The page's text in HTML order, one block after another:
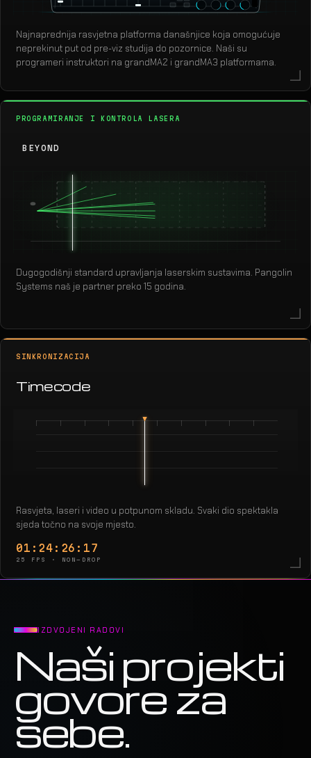
Najnaprednija rasvjetna platforma današnjice koja omogućuje
neprekinut put od pre-viz studija do pozornice. Naši su
programeri instruktori na grandMA2 i grandMA3 platformama.
PROGRAMIRANJE I KONTROLA LASERA
BEYOND
Dugogodišnji standard upravljanja laserskim sustavima. Pangolin
Systems naš je partner preko 15 godina.
SINKRONIZACIJA
Timecode
Rasvjeta, laseri i video u potpunom skladu. Svaki dio spektakla
sjeda točno na svoje mjesto.
01:24:29:15
25 FPS · NON-DROP
IZDVOJENI RADOVI
Naši projekti
govore za
sebe.